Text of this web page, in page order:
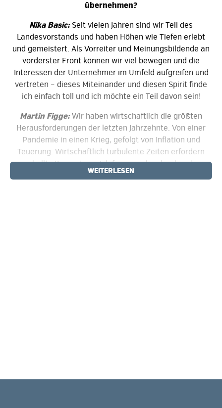
übernehmen?
Nika Basic: Seit vielen Jahren sind wir Teil des
Landesvorstands und haben Höhen wie Tiefen erlebt
und gemeistert. Als Vorreiter und Meinungsbildende an
vorderster Front können wir viel bewegen und die
Interessen der Unternehmer im Umfeld aufgreifen und
vertreten – dieses Miteinander und diesen Spirit finde
ich einfach toll und ich möchte ein Teil davon sein!
Martin Figge:Wir haben wirtschaftlich die größten
Herausforderungen der letzten Jahrzehnte. Von einer
Pandemie in einen Krieg, gefolgt von Inflation und
Teuerung. Wirtschaftlich turbulente Zeiten erfordern
geballte Kompetenz. Ich freue mich sehr über die
Doppelspitze – gerade in diesen Zeiten ist sie ein
WEITERLESEN